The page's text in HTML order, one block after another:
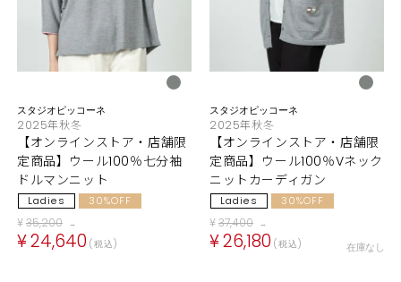
スタジオピッコーネ
2025年秋冬
【オンラインストア・店舗限
定商品】ウール100％七分袖
ドルマンニット
Ladies 30%OFF
¥35,200 →
¥24,640 税込
スタジオピッコーネ
2025年秋冬
【オンラインストア・店舗限
定商品】ウール100％Vネック
ニットカーディガン
Ladies 30%OFF
¥37,400 →
¥26,180 税込 在庫なし